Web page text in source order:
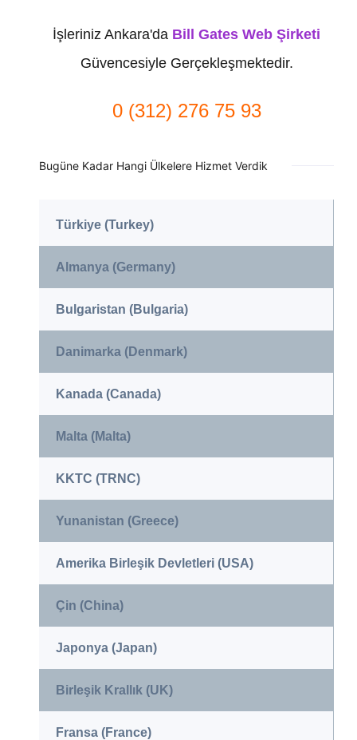
İşleriniz Ankara'da Bill Gates Web Şirketi
Güvencesiyle Gerçekleşmektedir.
0 (312) 276 75 93
Bugüne Kadar Hangi Ülkelere Hizmet Verdik
Türkiye (Turkey)
Almanya (Germany)
Bulgaristan (Bulgaria)
Danimarka (Denmark)
Kanada (Canada)
Malta (Malta)
KKTC (TRNC)
Yunanistan (Greece)
Amerika Birleşik Devletleri (USA)
Çin (China)
Japonya (Japan)
Birleşik Krallık (UK)
Fransa (France)